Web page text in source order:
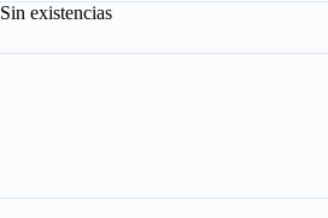
Sin existencias